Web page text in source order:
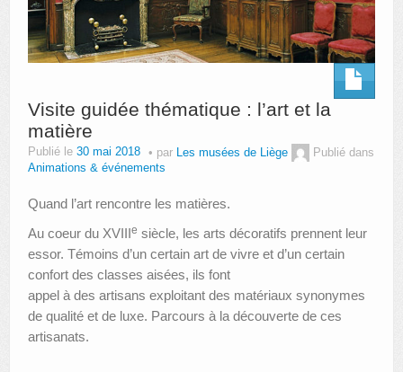
Visite guidée thématique : l’art et la
matière
Publié le 30 mai 2018 par Les musées de Liège
Publié dans
Animations & événements
Quand l’art rencontre les matières.
Au coeur du XVIIIe siècle, les arts décoratifs prennent leur
essor. Témoins d’un certain art de vivre et d’un certain
confort des classes aisées, ils font
appel à des artisans exploitant des matériaux synonymes
de qualité et de luxe. Parcours à la découverte de ces
artisanats.